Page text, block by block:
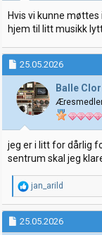
Hvis vi kunne
hjem til litt musikk
25.05.2026
Balle
jeg er i litt for dårlig
sentrum skal jeg
R
e
a
k
jan_arild
25.05.2026